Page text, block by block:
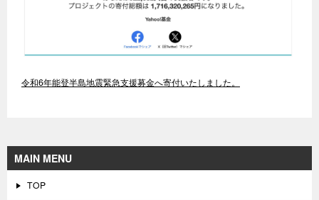
令和6年能登半島地震緊急支援募金へ寄付いたしました。
MAIN MENU
TOP